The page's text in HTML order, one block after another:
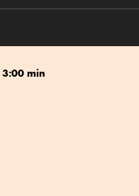
3:00 min